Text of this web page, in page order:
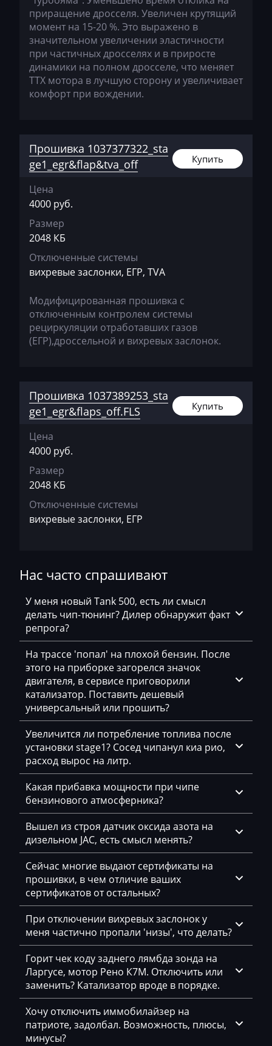
Mack
Madill
Magni
Mahindra
Maserati
Maxus
Mazda
McCormick
Mecalac
Mercedes-Benz
Mercury
MG
Minelli
Mini
Mitsubishi
MST
MTZ
NewHolland
Nissan
Omoda
Opel
Oting
Otokar
Pellenc
Perkins
Peterbilt
Peugeot
Ploeger
Ponsse
Porsche
Powerscreen
Prinoth
Pronar
Putzmeister
Ravo
Ravon
Renault
RMH
приращение дросселя. Увеличен крутящий
момент на 15-20 %. Это выражено в
значительном увеличении эластичности
при частичных дросселях и в приросте
динамики на полном дросселе, что меняет
ТТХ мотора в лучшую сторону и увеличивает
комфорт при вождении.
Прошивка 1037377322_sta
ge1_egr&flap&tva_off
Купить
Цена
4000 руб.
Размер
2048 КБ
Отключенные системы
вихревые заслонки, ЕГР, TVA
Модифицированная прошивка c
отключенным контролем системы
рециркуляции отработавших газов
(ЕГР),дроссельной и вихревых заслонок.
Прошивка 1037389253_sta
ge1_egr&flaps_off.FLS
Купить
Цена
4000 руб.
Размер
2048 КБ
Отключенные системы
вихревые заслонки, ЕГР
Нас часто спрашивают
У меня новый Tank 500, есть ли смысл
делать чип-тюнинг? Дилер обнаружит факт
репрога?
На трассе 'попал' на плохой бензин. После
этого на приборке загорелся значок
двигателя, в сервисе приговорили
катализатор. Поставить дешевый
универсальный или прошить?
Увеличится ли потребление топлива после
установки stage1? Сосед чипанул киа рио,
расход вырос на литр.
Какая прибавка мощности при чипе
бензинового атмосферника?
Вышел из строя датчик оксида азота на
дизельном JAC, есть смысл менять?
Сейчас многие выдают сертификаты на
прошивки, в чем отличие ваших
сертификатов от остальных?
При отключении вихревых заслонок у
меня частично пропали 'низы', что делать?
Горит чек коду заднего лямбда зонда на
Ларгусе, мотор Рено К7М. Отключить или
заменить? Катализатор вроде в порядке.
Хочу отключить иммобилайзер на
патриоте, задолбал. Возможность, плюсы,
минусы?